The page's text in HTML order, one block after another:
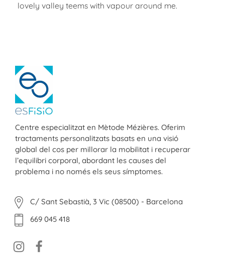
lovely valley teems with vapour around me.
Centre especialitzat en Mètode Mézières. Oferim
tractaments personalitzats basats en una visió
global del cos per millorar la mobilitat i recuperar
l’equilibri corporal, abordant les causes del
problema i no només els seus símptomes.
C/ Sant Sebastià, 3 Vic (08500) - Barcelona
669 045 418